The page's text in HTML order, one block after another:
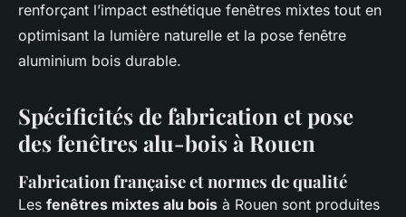
renforçant l’impact esthétique fenêtres mixtes tout en
optimisant la lumière naturelle et la pose fenêtre
aluminium bois durable.
Spécificités de fabrication et pose
des fenêtres alu-bois à Rouen
Fabrication française et normes de qualité
Les fenêtres mixtes alu bois à Rouen sont produites